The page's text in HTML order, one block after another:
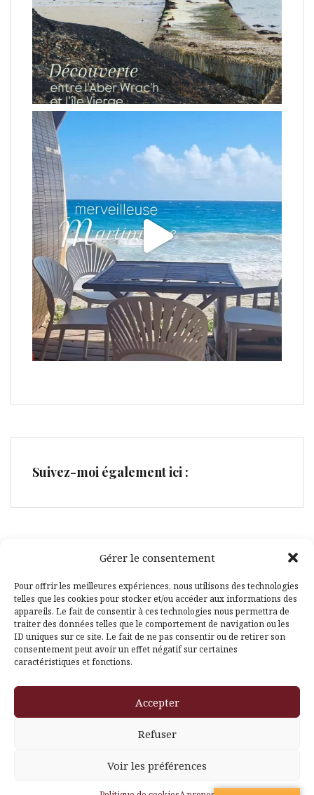
Gérer le consentement
Pour offrir les meilleures expériences, nous utilisons des technologies
telles que les cookies pour stocker et/ou accéder aux informations des
appareils. Le fait de consentir à ces technologies nous permettra de
traiter des données telles que le comportement de navigation ou les
ID uniques sur ce site. Le fait de ne pas consentir ou de retirer son
consentement peut avoir un effet négatif sur certaines
caractéristiques et fonctions.
Accepter
Refuser
Voir les préférences
Suivez-moi également ici :
Facebook
Pinterest
Themeisle